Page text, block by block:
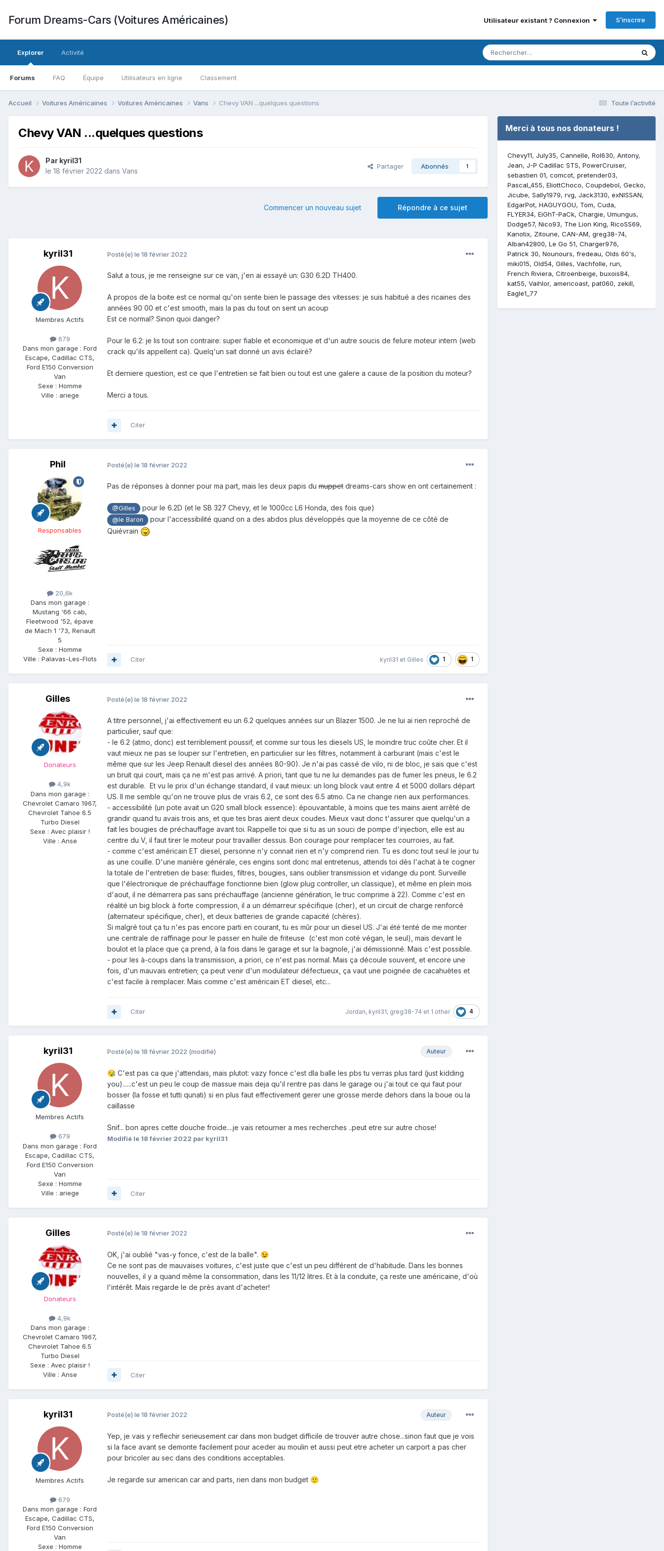
Forum Dreams-Cars (Voitures Américaines) Utilisateur existant ? Connexion S’inscrire
Explorer
Forums FAQ Équipe Utilisateurs en ligne Classement
Activité
Toute l’activité
Accueil Voitures Américaines Voitures Américaines Vans Chevy VAN ...quelques questions
Chevy VAN ...quelques questions
Par kyril31
le 18 février 2022 dans Vans
Partager Abonnés 1
Répondre à ce sujet
Commencer un nouveau sujet
kyril31
Membres Actifs
679
Dans mon garage : Ford
Escape, Cadillac CTS,
Ford E150 Conversion
Van
Sexe : Homme
Ville : ariege
Posté(e) le 18 février 2022
Salut a tous, je me renseigne sur ce van, j'en ai essayé un: G30 6.2D TH400.
A propos de la boite est ce normal qu'on sente bien le passage des vitesses: je suis habitué a des ricaines des
années 90 00 et c'est smooth, mais la pas du tout on sent un acoup
Est ce normal? Sinon quoi danger?
Pour le 6.2: je lis tout son contraire: super fiable et economique et d'un autre soucis de felure moteur intern (web
crack qu'ils appellent ca). Quelq'un sait donné un avis éclairé?
Et derniere question, est ce que l'entretien se fait bien ou tout est une galere a cause de la position du moteur?
Merci a tous.
Citer
Phil
Responsables
20,6k
Dans mon garage :
Mustang '66 cab,
Fleetwood '52, épave
de Mach 1 '73, Renault
5
Sexe : Homme
Ville : Palavas-Les-Flots
Posté(e) le 18 février 2022
Pas de réponses à donner pour ma part, mais les deux papis du muppet dreams-cars show en ont certainement :
@Gilles pour le 6.2D (et le SB 327 Chevy, et le 1000cc L6 Honda, des fois que)
@le Baron
pour l'accessibilité quand on a des abdos plus développés que la moyenne de ce côté de
Quiévrain
kyril31 et Gilles 1 1
Citer
Gilles
Donateurs
4,9k
Dans mon garage :
Chevrolet Camaro 1967,
Chevrolet Tahoe 6.5
Turbo Diesel
Sexe : Avec plaisir !
Ville : Anse
Posté(e) le 18 février 2022
A titre personnel, j'ai effectivement eu un 6.2 quelques années sur un Blazer 1500. Je ne lui ai rien reproché de
particulier, sauf que:
- le 6.2 (atmo, donc) est terriblement poussif, et comme sur tous les diesels US, le moindre truc coûte cher. Et il
vaut mieux ne pas se louper sur l'entretien, en particulier sur les filtres, notamment à carburant (mais c'est le
même que sur les Jeep Renault diesel des années 80-90). Je n'ai pas cassé de vilo, ni de bloc, je sais que c'est
un bruit qui court, mais ça ne m'est pas arrivé. A priori, tant que tu ne lui demandes pas de fumer les pneus, le 6.2
est durable. Et vu le prix d'un échange standard, il vaut mieux: un long block vaut entre 4 et 5000 dollars départ
US. Il me semble qu'on ne trouve plus de vrais 6.2, ce sont des 6.5 atmo. Ca ne change rien aux performances.
- accessibilité (un pote avait un G20 small block essence): épouvantable, à moins que tes mains aient arrêté de
grandir quand tu avais trois ans, et que tes bras aient deux coudes. Mieux vaut donc t'assurer que quelqu'un a
fait les bougies de préchauffage avant toi. Rappelle toi que si tu as un souci de pompe d'injection, elle est au
centre du V, il faut tirer le moteur pour travailler dessus. Bon courage pour remplacer tes courroies, au fait.
- comme c'est américain ET diesel, personne n'y connait rien et n'y comprend rien. Tu es donc tout seul le jour tu
as une couille. D'une manière générale, ces engins sont donc mal entretenus, attends toi dès l'achat à te cogner
la totale de l'entretien de base: fluides, filtres, bougies, sans oublier transmission et vidange du pont. Surveille
que l'électronique de préchauffage fonctionne bien (glow plug controller, un classique), et même en plein mois
d'aout, il ne démarrera pas sans préchauffage (ancienne génération, le truc comprime à 22). Comme c'est en
réalité un big block à forte compression, il a un démarreur spécifique (cher), et un circuit de charge renforcé
(alternateur spécifique, cher), et deux batteries de grande capacité (chères).
Si malgré tout ça tu n'es pas encore parti en courant, tu es mûr pour un diesel US. J'ai été tenté de me monter
une centrale de raffinage pour le passer en huile de friteuse (c'est mon coté végan, le seul), mais devant le
boulot et la place que ça prend, à la fois dans le garage et sur la bagnole, j'ai démissionné. Mais c'est possible.
- pour les à-coups dans la transmission, a priori, ce n'est pas normal. Mais ça découle souvent, et encore une
fois, d'un mauvais entretien; ça peut venir d'un modulateur défectueux, ça vaut une poignée de cacahuètes et
c'est facile à remplacer. Mais comme c'est américain ET diesel, etc...
Jordan, kyril31, greg38-74 et 1 other 4
Citer
kyril31
Membres Actifs
679
Dans mon garage : Ford
Escape, Cadillac CTS,
Ford E150 Conversion
Van
Sexe : Homme
Ville : ariege
Auteur
Posté(e) le 18 février 2022 (modifié)
😪 C'est pas ca que j'attendais, mais plutot: vazy fonce c'est dla balle les pbs tu verras plus tard (just kidding
you)......c'est un peu le coup de massue mais deja qu'il rentre pas dans le garage ou j'ai tout ce qui faut pour
bosser (la fosse et tutti qunati) si en plus faut effectivement gerer une grosse merde dehors dans la boue ou la
caillasse
Snif... bon apres cette douche froide....je vais retourner a mes recherches ..peut etre sur autre chose!
Modifié le 18 février 2022 par kyril31
Citer
Gilles
Donateurs
4,9k
Dans mon garage :
Chevrolet Camaro 1967,
Chevrolet Tahoe 6.5
Turbo Diesel
Sexe : Avec plaisir !
Ville : Anse
Posté(e) le 18 février 2022
OK, j'ai oublié "vas-y fonce, c'est de la balle". 😉
Ce ne sont pas de mauvaises voitures, c'est juste que c'est un peu différent de d'habitude. Dans les bonnes
nouvelles, il y a quand même la consommation, dans les 11/12 litres. Et à la conduite, ça reste une américaine, d'où
l'intérêt. Mais regarde le de près avant d'acheter!
Citer
kyril31
Membres Actifs
679
Dans mon garage : Ford
Escape, Cadillac CTS,
Ford E150 Conversion
Van
Sexe : Homme
Auteur
Posté(e) le 18 février 2022
Yep, je vais y reflechir serieusement car dans mon budget difficile de trouver autre chose...sinon faut que je vois
si la face avant se demonte facilement pour aceder au moulin et aussi peut etre acheter un carport a pas cher
pour bricoler au sec dans des conditions acceptables.
Je regarde sur american car and parts, rien dans mon budget 🙂
Merci à tous nos donateurs !
Chevy11 July35 Cannelle Rol630 Antony
Jean J-P Cadillac STS PowerCruiser
sebastien 01 comcot pretender03
Pascal_455 EliottChoco Coupdebol Gecko
Jicube Sally1979 rvg Jack3130 exNISSAN
EdgarPot HAGUYGOU Tom Cuda
FLYER34 EiGhT-PaCk Chargie Umungus
Dodge57 Nico93 The Lion King RicoSS69
Kanotix Zitoune CAN-AM greg38-74
Alban42800 Le Go 51 Charger976
Patrick 30 Nounours fredeau Olds 60's
miki015 Old54 Gilles Vachfolle run
French Riviera Citroenbeige buxois84
kat55 Vaihlor americoast pat060
zekill
Eagle1_77